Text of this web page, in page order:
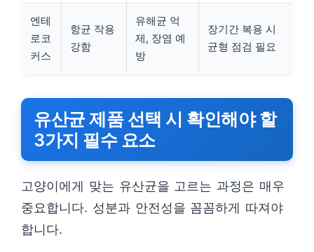
엔테
로코
커스
항균 작용
강함
유해균 억
제, 장염 예
방
장기간 복용 시
균형 점검 필요
유산균 제품 선택 시 확인해야 할
3가지 필수 요소
고양이에게 맞는 유산균을 고르는 과정은 매우
중요합니다. 성분과 안전성을 꼼꼼하게 따져야
합니다.